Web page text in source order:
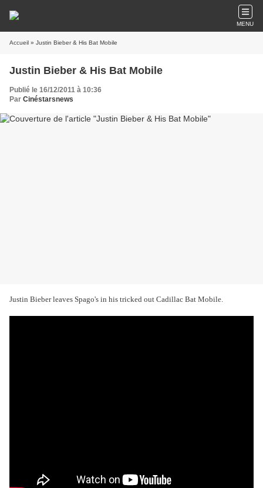
MENU
Accueil » Justin Bieber & His Bat Mobile
Justin Bieber & His Bat Mobile
Publié le 16/12/2011 à 10:36
Par Cinéstarsnews
Justin Bieber leaves Spago's in his tricked out Cadillac Bat Mobile.